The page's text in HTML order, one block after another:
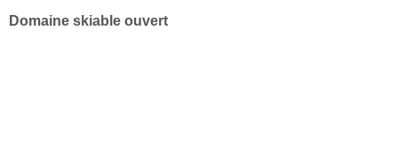
Domaine skiable ouvert